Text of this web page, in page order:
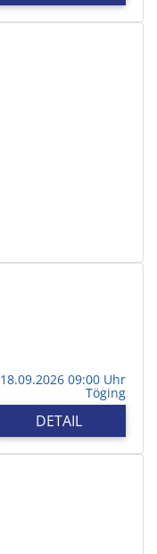
18.09.2026 09:00 Uhr
Töging
DETAIL